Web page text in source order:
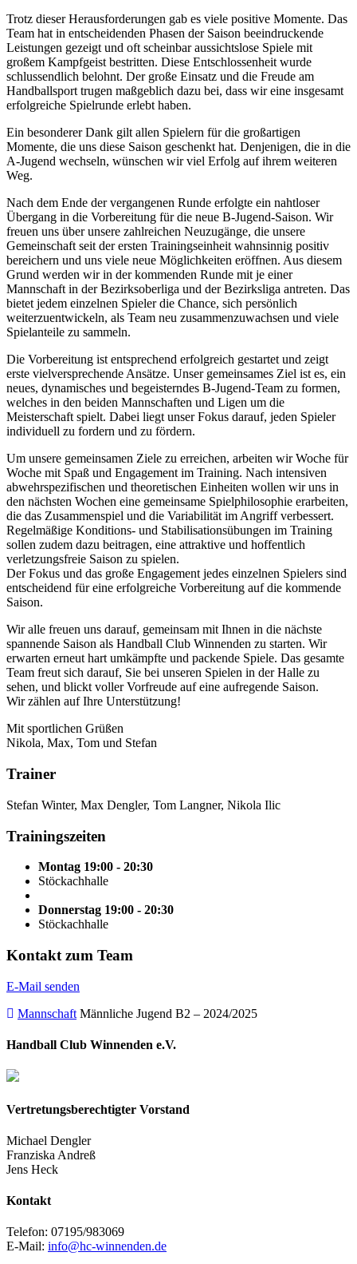
Trotz dieser Herausforderungen gab es viele positive Momente. Das
Team hat in entscheidenden Phasen der Saison beeindruckende
Leistungen gezeigt und oft scheinbar aussichtslose Spiele mit
großem Kampfgeist bestritten. Diese Entschlossenheit wurde
schlussendlich belohnt. Der große Einsatz und die Freude am
Handballsport trugen maßgeblich dazu bei, dass wir eine insgesamt
erfolgreiche Spielrunde erlebt haben.
Ein besonderer Dank gilt allen Spielern für die großartigen
Momente, die uns diese Saison geschenkt hat. Denjenigen, die in die
A-Jugend wechseln, wünschen wir viel Erfolg auf ihrem weiteren
Weg.
Nach dem Ende der vergangenen Runde erfolgte ein nahtloser
Übergang in die Vorbereitung für die neue B-Jugend-Saison. Wir
freuen uns über unsere zahlreichen Neuzugänge, die unsere
Gemeinschaft seit der ersten Trainingseinheit wahnsinnig positiv
bereichern und uns viele neue Möglichkeiten eröffnen. Aus diesem
Grund werden wir in der kommenden Runde mit je einer
Mannschaft in der Bezirksoberliga und der Bezirksliga antreten. Das
bietet jedem einzelnen Spieler die Chance, sich persönlich
weiterzuentwickeln, als Team neu zusammenzuwachsen und viele
Spielanteile zu sammeln.
Die Vorbereitung ist entsprechend erfolgreich gestartet und zeigt
erste vielversprechende Ansätze. Unser gemeinsames Ziel ist es, ein
neues, dynamisches und begeisterndes B-Jugend-Team zu formen,
welches in den beiden Mannschaften und Ligen um die
Meisterschaft spielt. Dabei liegt unser Fokus darauf, jeden Spieler
individuell zu fordern und zu fördern.
Um unsere gemeinsamen Ziele zu erreichen, arbeiten wir Woche für
Woche mit Spaß und Engagement im Training. Nach intensiven
abwehrspezifischen und theoretischen Einheiten wollen wir uns in
den nächsten Wochen eine gemeinsame Spielphilosophie erarbeiten,
die das Zusammenspiel und die Variabilität im Angriff verbessert.
Regelmäßige Konditions- und Stabilisationsübungen im Training
sollen zudem dazu beitragen, eine attraktive und hoffentlich
verletzungsfreie Saison zu spielen.
Der Fokus und das große Engagement jedes einzelnen Spielers sind
entscheidend für eine erfolgreiche Vorbereitung auf die kommende
Saison.
Wir alle freuen uns darauf, gemeinsam mit Ihnen in die nächste
spannende Saison als Handball Club Winnenden zu starten. Wir
erwarten erneut hart umkämpfte und packende Spiele. Das gesamte
Team freut sich darauf, Sie bei unseren Spielen in der Halle zu
sehen, und blickt voller Vorfreude auf eine aufregende Saison.
Wir zählen auf Ihre Unterstützung!
Mit sportlichen Grüßen
Nikola, Max, Tom und Stefan
Trainer
Stefan Winter, Max Dengler, Tom Langner, Nikola Ilic
Trainingszeiten
Montag 19:00 - 20:30
Stöckachhalle
Donnerstag 19:00 - 20:30
Stöckachhalle
Kontakt zum Team
E-Mail senden
Mannschaft Männliche Jugend B2 – 2024/2025
Handball Club Winnenden e.V.
Vertretungsberechtigter Vorstand
Michael Dengler
Franziska Andreß
Jens Heck
Kontakt
Telefon: 07195/983069
E-Mail: info@hc-winnenden.de